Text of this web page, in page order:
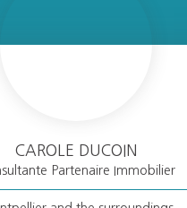
CAROLE DUCOIN
Partenaire Immobilier